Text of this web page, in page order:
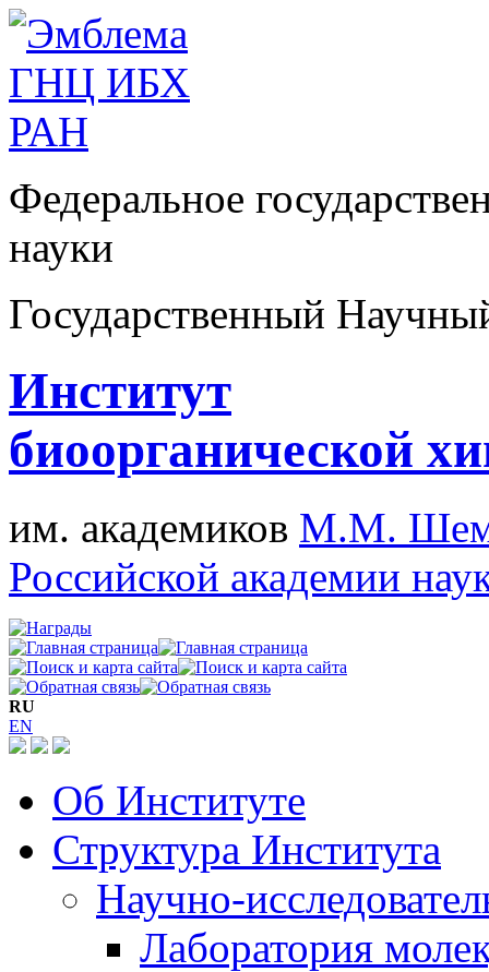
Федеральное
науки
Государственный
Институт
биоорганической
им. академиков М.М.
Российской академии
RU
EN
Об Институте
Структура Института
Научно-
Лаборатория